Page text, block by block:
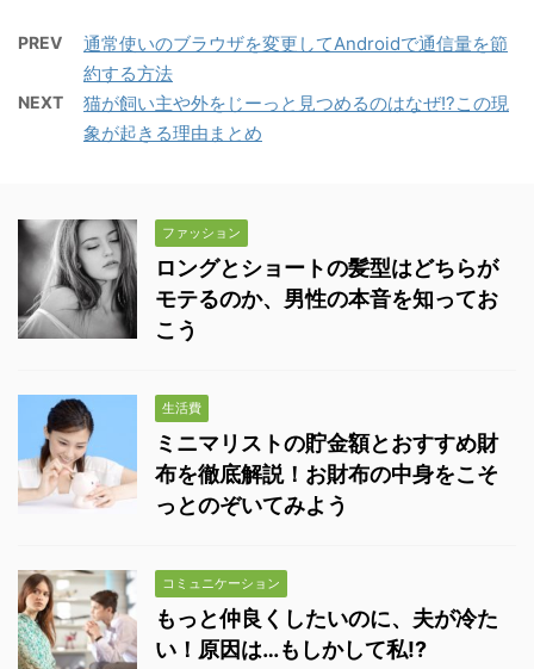
PREV
通常使いのブラウザを変更してAndroidで通信量を節
約する方法
NEXT
猫が飼い主や外をじーっと見つめるのはなぜ!?この現
象が起きる理由まとめ
ファッション
ロングとショートの髪型はどちらが
モテるのか、男性の本音を知ってお
こう
生活費
ミニマリストの貯金額とおすすめ財
布を徹底解説！お財布の中身をこそ
っとのぞいてみよう
コミュニケーション
もっと仲良くしたいのに、夫が冷た
い！原因は…もしかして私!?